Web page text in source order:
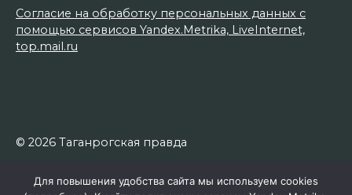
Согласие на обработку персональных данных с
помощью сервисов Yandex.Metrika, LiveInternet,
top.mail.ru
© 2026 Таганрогская правда
Для повышения удобства сайта мы используем cookies